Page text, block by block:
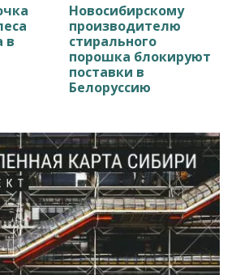
в
Новосибирскому
производителю
стирального
порошка блокируют
поставки в
Белоруссию